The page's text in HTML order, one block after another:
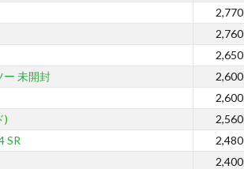
ー 未開封
)
SR